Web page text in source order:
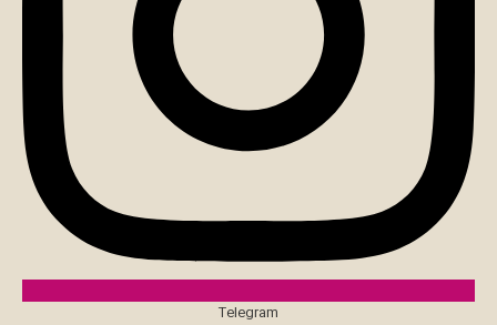
Telegram